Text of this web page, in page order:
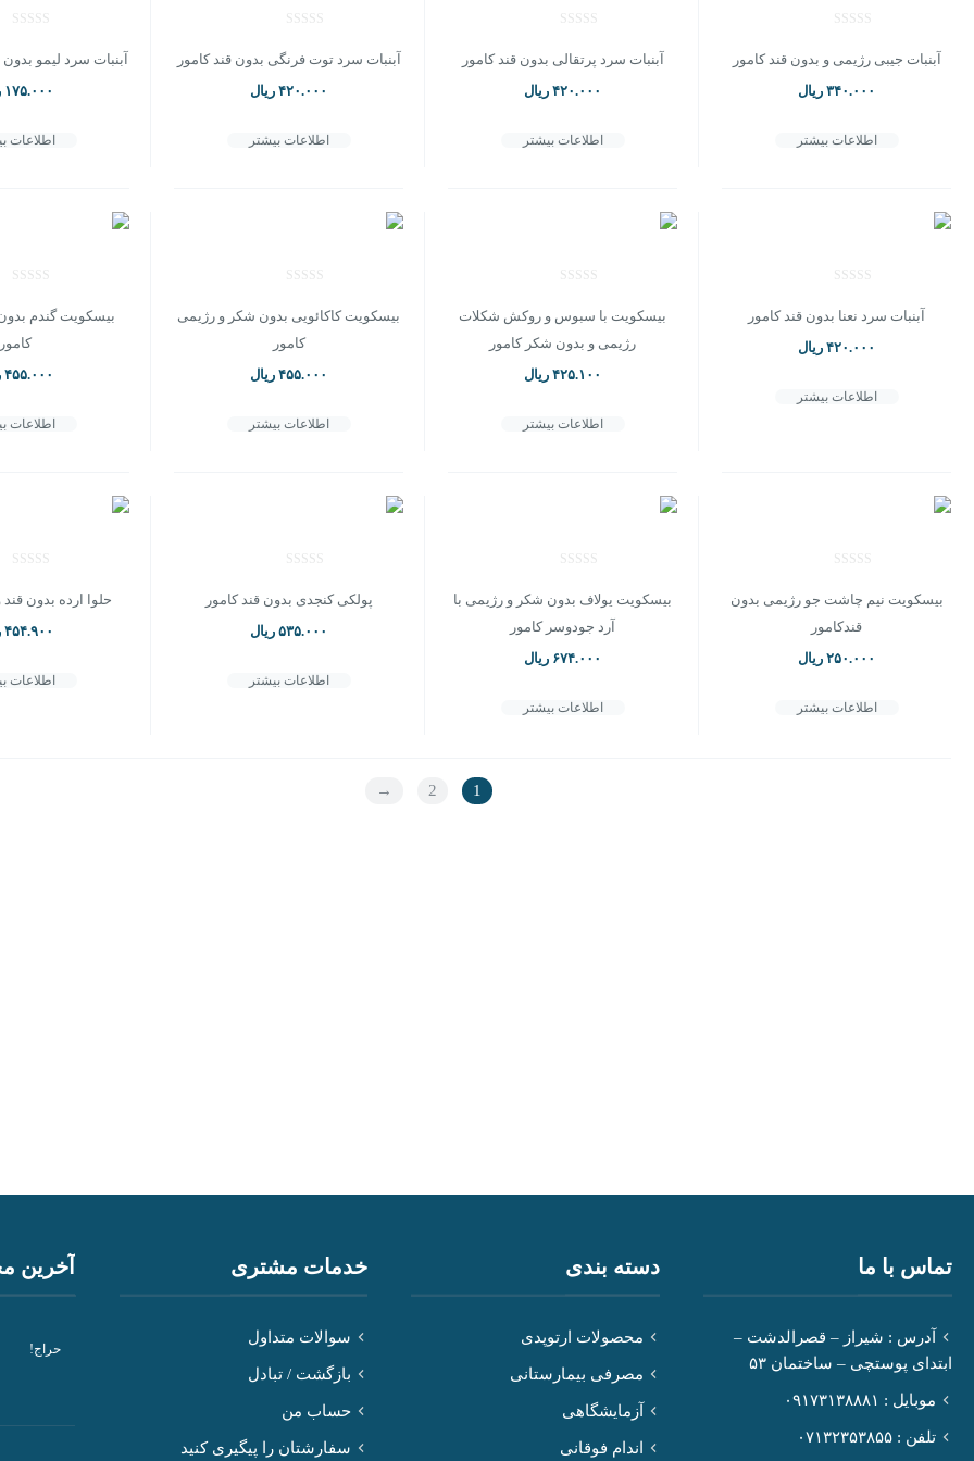
آبنبات جیبی رژیمی و بدون قند کامور
۳۴۰.۰۰۰ ریال
اطلاعات بیشتر
آبنبات سرد پرتقالی بدون قند کامور
۴۲۰.۰۰۰ ریال
اطلاعات بیشتر
آبنبات سرد توت فرنگی بدون قند کامور
۴۲۰.۰۰۰ ریال
اطلاعات بیشتر
آبنبات سرد لیمو
۱۷۵.۰۰۰
اطلاعات
آبنبات سرد نعنا بدون قند کامور
۴۲۰.۰۰۰ ریال
اطلاعات بیشتر
بیسکویت با سبوس و روکش شکلات
رژیمی و بدون شکر کامور
۴۲۵.۱۰۰ ریال
اطلاعات بیشتر
بیسکویت کاکائویی بدون شکر و رژیمی
کامور
۴۵۵.۰۰۰ ریال
اطلاعات بیشتر
بیسکویت گندم
کامور
۴۵۵.۰۰۰
اطلاعات
بیسکویت نیم چاشت جو رژیمی بدون
قندکامور
۲۵۰.۰۰۰ ریال
اطلاعات بیشتر
بیسکویت یولاف بدون شکر و رژیمی با
آرد جودوسر کامور
۶۷۴.۰۰۰ ریال
اطلاعات بیشتر
پولکی کنجدی بدون قند کامور
۵۳۵.۰۰۰ ریال
اطلاعات بیشتر
حلوا ارده بدون
۴۵۴.۹۰۰
اطلاعات
1
2
→
تماس با ما
آدرس : شیراز – قصرالدشت –
ابتدای پوستچی – ساختمان ۵۳
موبایل : ۰۹۱۷۳۱۳۸۸۸۱
تلفن : ۰۷۱۳۲۳۵۳۸۵۵
دسته بندی
محصولات ارتوپدی
مصرفی بیمارستانی
آزمایشگاهی
اندام فوقانی
خدمات مشتری
سوالات متداول
بازگشت / تبادل
حساب من
سفارشتان را پیگیری کنید
آخرین
حراج!